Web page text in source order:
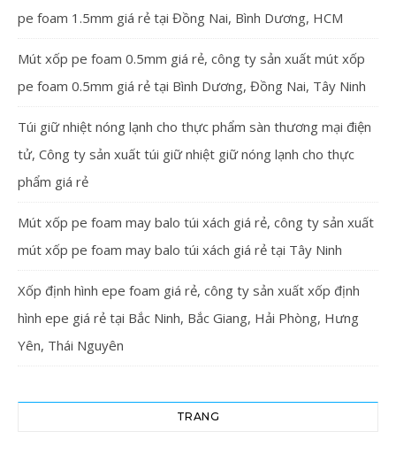
pe foam 1.5mm giá rẻ tại Đồng Nai, Bình Dương, HCM
Mút xốp pe foam 0.5mm giá rẻ, công ty sản xuất mút xốp
pe foam 0.5mm giá rẻ tại Bình Dương, Đồng Nai, Tây Ninh
Túi giữ nhiệt nóng lạnh cho thực phẩm sàn thương mại điện
tử, Công ty sản xuất túi giữ nhiệt giữ nóng lạnh cho thực
phẩm giá rẻ
Mút xốp pe foam may balo túi xách giá rẻ, công ty sản xuất
mút xốp pe foam may balo túi xách giá rẻ tại Tây Ninh
Xốp định hình epe foam giá rẻ, công ty sản xuất xốp định
hình epe giá rẻ tại Bắc Ninh, Bắc Giang, Hải Phòng, Hưng
Yên, Thái Nguyên
TRANG